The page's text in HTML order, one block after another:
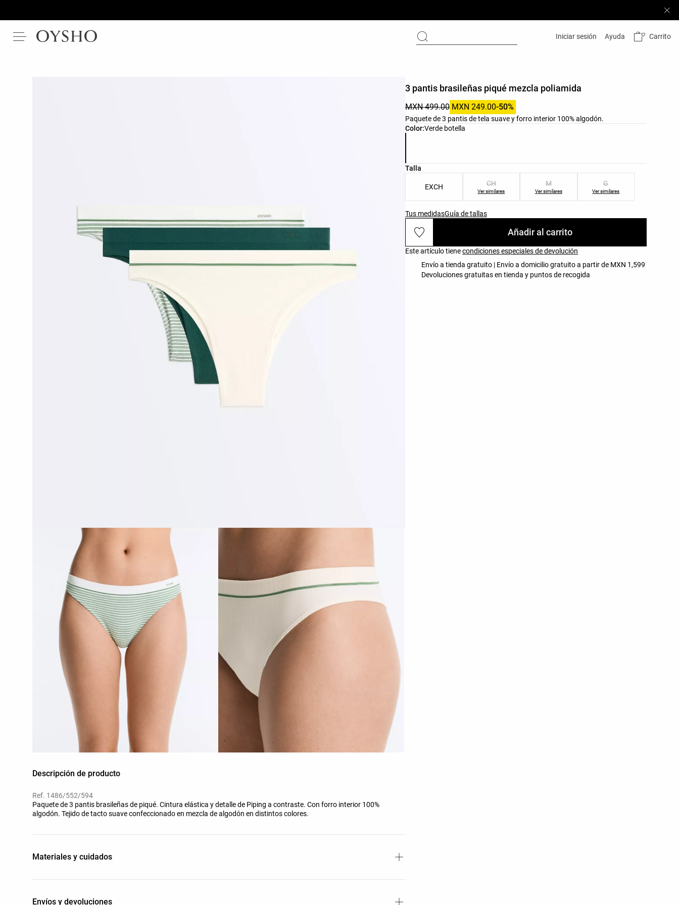
Iniciar sesión Ayuda Carrito
Descripción de producto
Ref. 1486/552/594
Paquete de 3 pantis brasileñas de piqué. Cintura elástica y detalle de Piping a contraste. Con forro interior 100%
algodón. Tejido de tacto suave confeccionado en mezcla de algodón en distintos colores.
Materiales y cuidados
Envíos y devoluciones
Color:Verde botella
Lista de colores del producto
3 pantis brasileñas piqué mezcla poliamida
MXN 499.00 MXN 249.00-50%
Paquete de 3 pantis de tela suave y forro interior 100% algodón.
Talla
Lista de tallas del producto
EXCH CH
Ver similares
M
Ver similares
G
Ver similares
Tus medidasGuía de tallas
Añadir al carrito
Este artículo tienecondiciones especiales de devolución
Envío a tienda gratuito | Envío a domicilio gratuito a partir de MXN 1,599
Devoluciones gratuitas en tienda y puntos de recogida